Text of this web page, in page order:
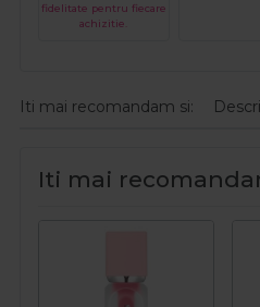
fidelitate pentru fiecare
achizitie.
Iti mai recomandam si:
Iti mai